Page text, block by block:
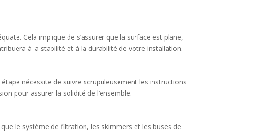
Cela implique de s’assurer que la surface est plane,
à la stabilité et à la durabilité de votre installation.
nécessite de suivre scrupuleusement les instructions
pour assurer la solidité de l’ensemble.
le système de filtration, les skimmers et les buses de